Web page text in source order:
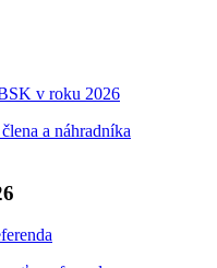
v roku 2026
a náhradníka